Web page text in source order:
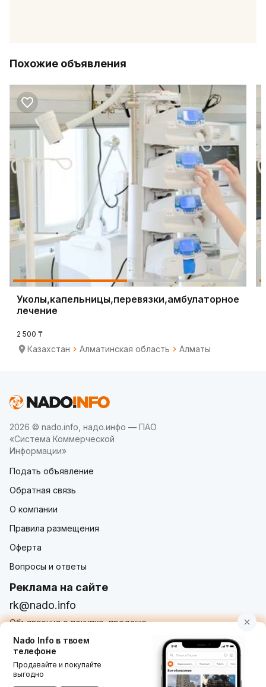
Похожие объявления
Уколы,капельницы,перевязки,амбулаторное
лечение
2 500 ₸
Казахстан Алматинская область Алматы
2026 © nado.info, надо.инфо — ПАО
«Система Коммерческой
Информации»
Подать объявление
Обратная связь
О компании
Правила размещения
Оферта
Вопросы и ответы
Реклама на сайте
rk@nado.info
Объявления о покупке, продаже,
услугах от частных лиц и организаций
Использование nado.info, в том числе и размещение
Nado Info в твоем
телефоне
Продавайте и покупайте
выгодно